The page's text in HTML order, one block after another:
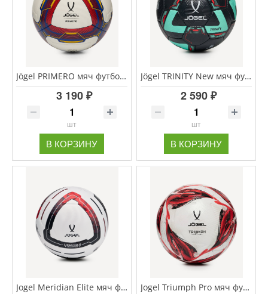
Jögel PRIMERO мяч футбольный размер 5
3 190 ₽
шт
В КОРЗИНУ
Jögel TRINITY New мяч футбольный размер 5
2 590 ₽
шт
В КОРЗИНУ
Jogel Meridian Elite мяч футбольный размер 5 (сезон 26/27 РФС ПРО) Jogel Triumph Pro мяч футбольный размер 5